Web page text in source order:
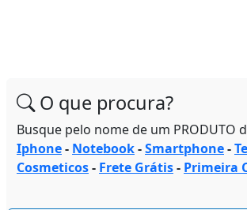
O que procura?
Busque pelo nome de um PRODUTO
Iphone- Notebook-Smartphone-
Cosmeticos- Frete Grátis- Primeira